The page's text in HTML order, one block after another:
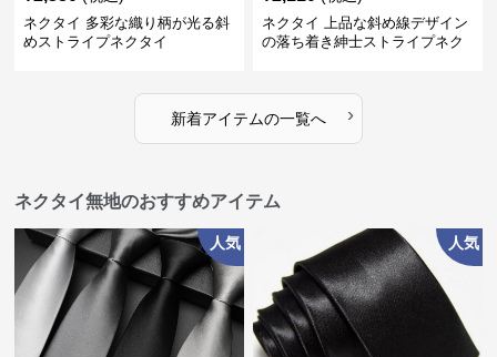
ネクタイ 多彩な織り柄が光る斜
めストライプネクタイ
ネクタイ 上品な斜め線デザイン
の落ち着き紳士ストライプネク
新着アイテムの一覧へ ›
ネクタイ無地のおすすめアイテム
人気 人気